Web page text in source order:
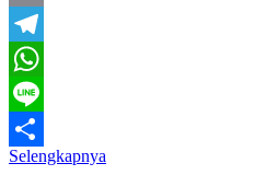
Email
Telegram
WhatsApp
Line
Share
Selengkapnya